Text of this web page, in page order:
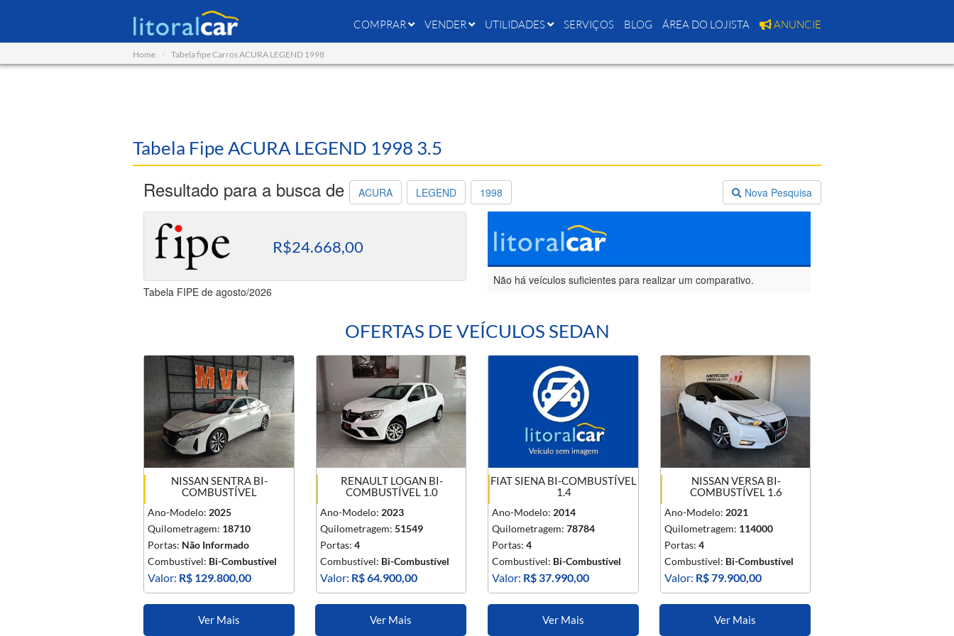
COMPRAR VENDER UTILIDADES SERVIÇOS BLOG ÁREA DO LOJISTA ANUNCIE
Home Tabela fipe Carros ACURA LEGEND 1998
Tabela Fipe ACURA LEGEND 1998 3.5
Resultado para a busca de ACURA LEGEND 1998 Nova Pesquisa
R$24.668,00
Tabela FIPE de agosto/2026
Não há veículos suficientes para realizar um comparativo.
OFERTAS DE VEÍCULOS SEDAN
NISSAN SENTRA BI-
COMBUSTÍVEL
Ano-Modelo: 2025
Quilometragem: 18710
Portas: Não Informado
Combustível: Bi-Combustível
Valor: R$ 129.800,00
Ver Mais
RENAULT LOGAN BI-
COMBUSTÍVEL 1.0
Ano-Modelo: 2023
Quilometragem: 51549
Portas: 4
Combustível: Bi-Combustível
Valor: R$ 64.900,00
Ver Mais
FIAT SIENA BI-COMBUSTÍVEL
1.4
Ano-Modelo: 2014
Quilometragem: 78784
Portas: 4
Combustível: Bi-Combustível
Valor: R$ 37.990,00
Ver Mais
NISSAN VERSA BI-
COMBUSTÍVEL 1.6
Ano-Modelo: 2021
Quilometragem: 114000
Portas: 4
Combustível: Bi-Combustível
Valor: R$ 79.900,00
Ver Mais